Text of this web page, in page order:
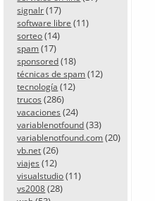
signalr (17)
software libre (11)
sorteo (14)
spam (17)
sponsored (18)
técnicas de spam (12)
tecnología (12)
trucos (286)
vacaciones (24)
variablenotfound (33)
variablenotfound.com (20)
vb.net (26)
viajes (12)
visualstudio (11)
vs2008 (28)